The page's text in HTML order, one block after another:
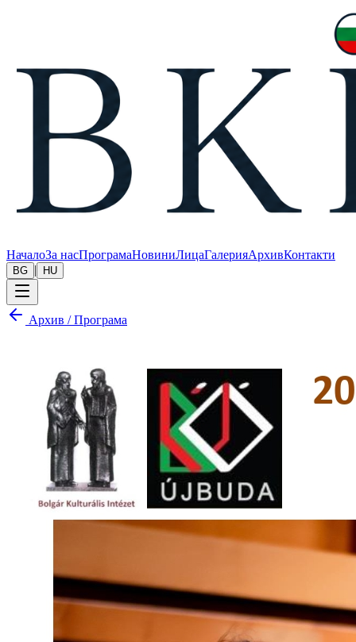
НачалоЗа насПрограмаНовиниЛицаГалерияАрхивКонтакти
BG | HU
Архив /Програма